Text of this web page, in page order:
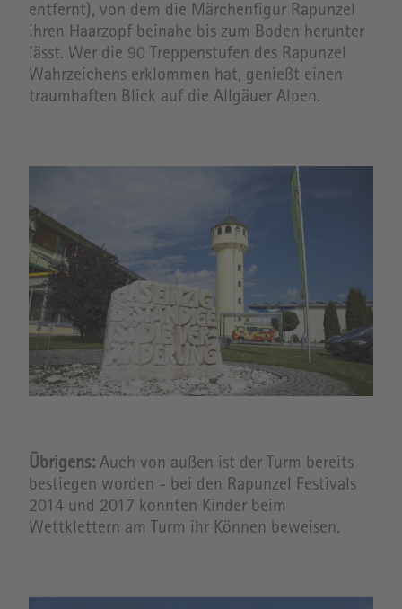
entfernt), von dem die Märchenfigur Rapunzel
ihren Haarzopf beinahe bis zum Boden herunter
lässt. Wer die 90 Treppenstufen des Rapunzel
Wahrzeichens erklommen hat, genießt einen
traumhaften Blick auf die Allgäuer Alpen.
Übrigens: Auch von außen ist der Turm bereits
bestiegen worden - bei den Rapunzel Festivals
2014 und 2017 konnten Kinder beim
Wettklettern am Turm ihr Können beweisen.